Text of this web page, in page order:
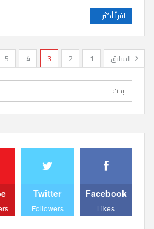
اقرأ أكثر...
السابق 1
2
3
4
5
Facebook
Likes
Twitter
Followers